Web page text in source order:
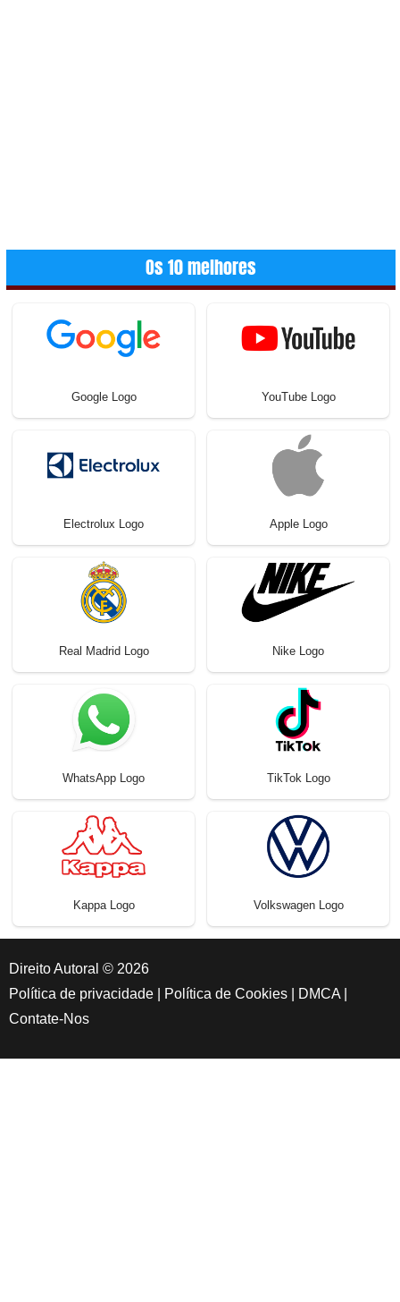
Os 10 melhores
Google Logo YouTube Logo
Electrolux Logo Apple Logo
Real Madrid Logo Nike Logo
WhatsApp Logo TikTok Logo
Kappa Logo Volkswagen Logo
Direito Autoral © 2026
Política de privacidade
Política de Cookies DMCA
Contate-Nos